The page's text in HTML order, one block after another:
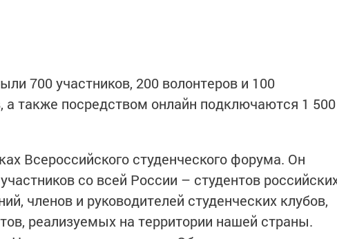
700 участников, 200 волонтеров и 100
а также посредством онлайн подключаются 1 500
Всероссийского студенческого форума. Он
со всей России – студентов
членов и руководителей студенческих клубов,
реализуемых на территории нашей страны.